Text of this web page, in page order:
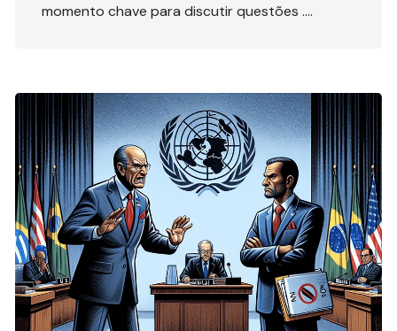
momento chave para discutir questões ….